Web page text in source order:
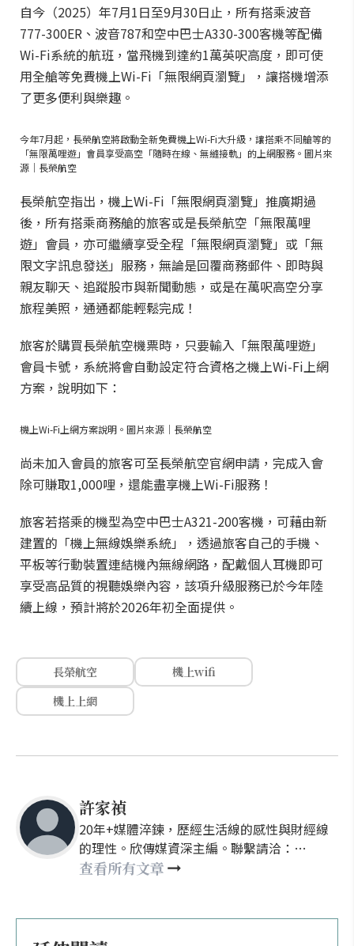
自今（2025）年7月1日至9月30日止，所有搭乘波音
777-300ER、波音787和空中巴士A330-300客機等配備
Wi-Fi系統的航班，當飛機到達約1萬英呎高度，即可使
用全艙等免費機上Wi-Fi「無限網頁瀏覽」，讓搭機增添
了更多便利與樂趣。
今年7月起，長榮航空將啟動全新免費機上Wi-Fi大升級，讓搭乘不同艙等的
「無限萬哩遊」會員享受高空「隨時在線、無縫接軌」的上網服務。圖片來
源｜長榮航空
長榮航空指出，機上Wi-Fi「無限網頁瀏覽」推廣期過
後，所有搭乘商務艙的旅客或是長榮航空「無限萬哩
遊」會員，亦可繼續享受全程「無限網頁瀏覽」或「無
限文字訊息發送」服務，無論是回覆商務郵件、即時與
親友聊天、追蹤股市與新聞動態，或是在萬呎高空分享
旅程美照，通通都能輕鬆完成！
旅客於購買長榮航空機票時，只要輸入「無限萬哩遊」
會員卡號，系統將會自動設定符合資格之機上Wi-Fi上網
方案，說明如下：
機上Wi-Fi上網方案說明。圖片來源｜長榮航空
尚未加入會員的旅客可至長榮航空官網申請，完成入會
除可賺取1,000哩，還能盡享機上Wi-Fi服務！
旅客若搭乘的機型為空中巴士A321-200客機，可藉由新
建置的「機上無線娛樂系統」，透過旅客自己的手機、
平板等行動裝置連結機內無線網路，配戴個人耳機即可
享受高品質的視聽娛樂內容，該項升級服務已於今年陸
續上線，預計將於2026年初全面提供。
長榮航空
機上wifi
機上上網
許家禎
20年+媒體淬鍊，歷經生活線的感性與財經線
的理性。欣傳媒資深主編。聯繫請洽：
nellyhsu@xinmedia.com
查看所有文章